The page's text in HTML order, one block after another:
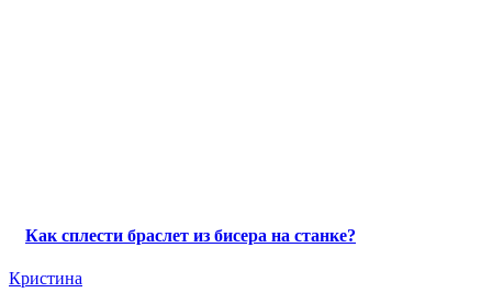
Как сплести браслет из бисера на станке?
Кристина